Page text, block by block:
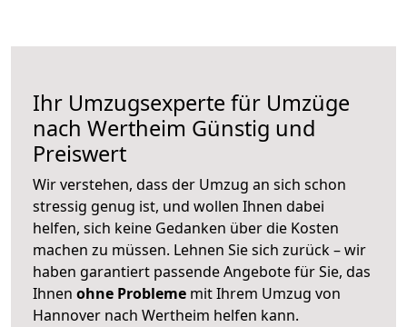
Ihr Umzugsexperte für Umzüge
nach Wertheim Günstig und
Preiswert
Wir verstehen, dass der Umzug an sich schon
stressig genug ist, und wollen Ihnen dabei
helfen, sich keine Gedanken über die Kosten
machen zu müssen. Lehnen Sie sich zurück – wir
haben garantiert passende Angebote für Sie, das
Ihnen ohne Probleme mit Ihrem Umzug von
Hannover nach Wertheim helfen kann.